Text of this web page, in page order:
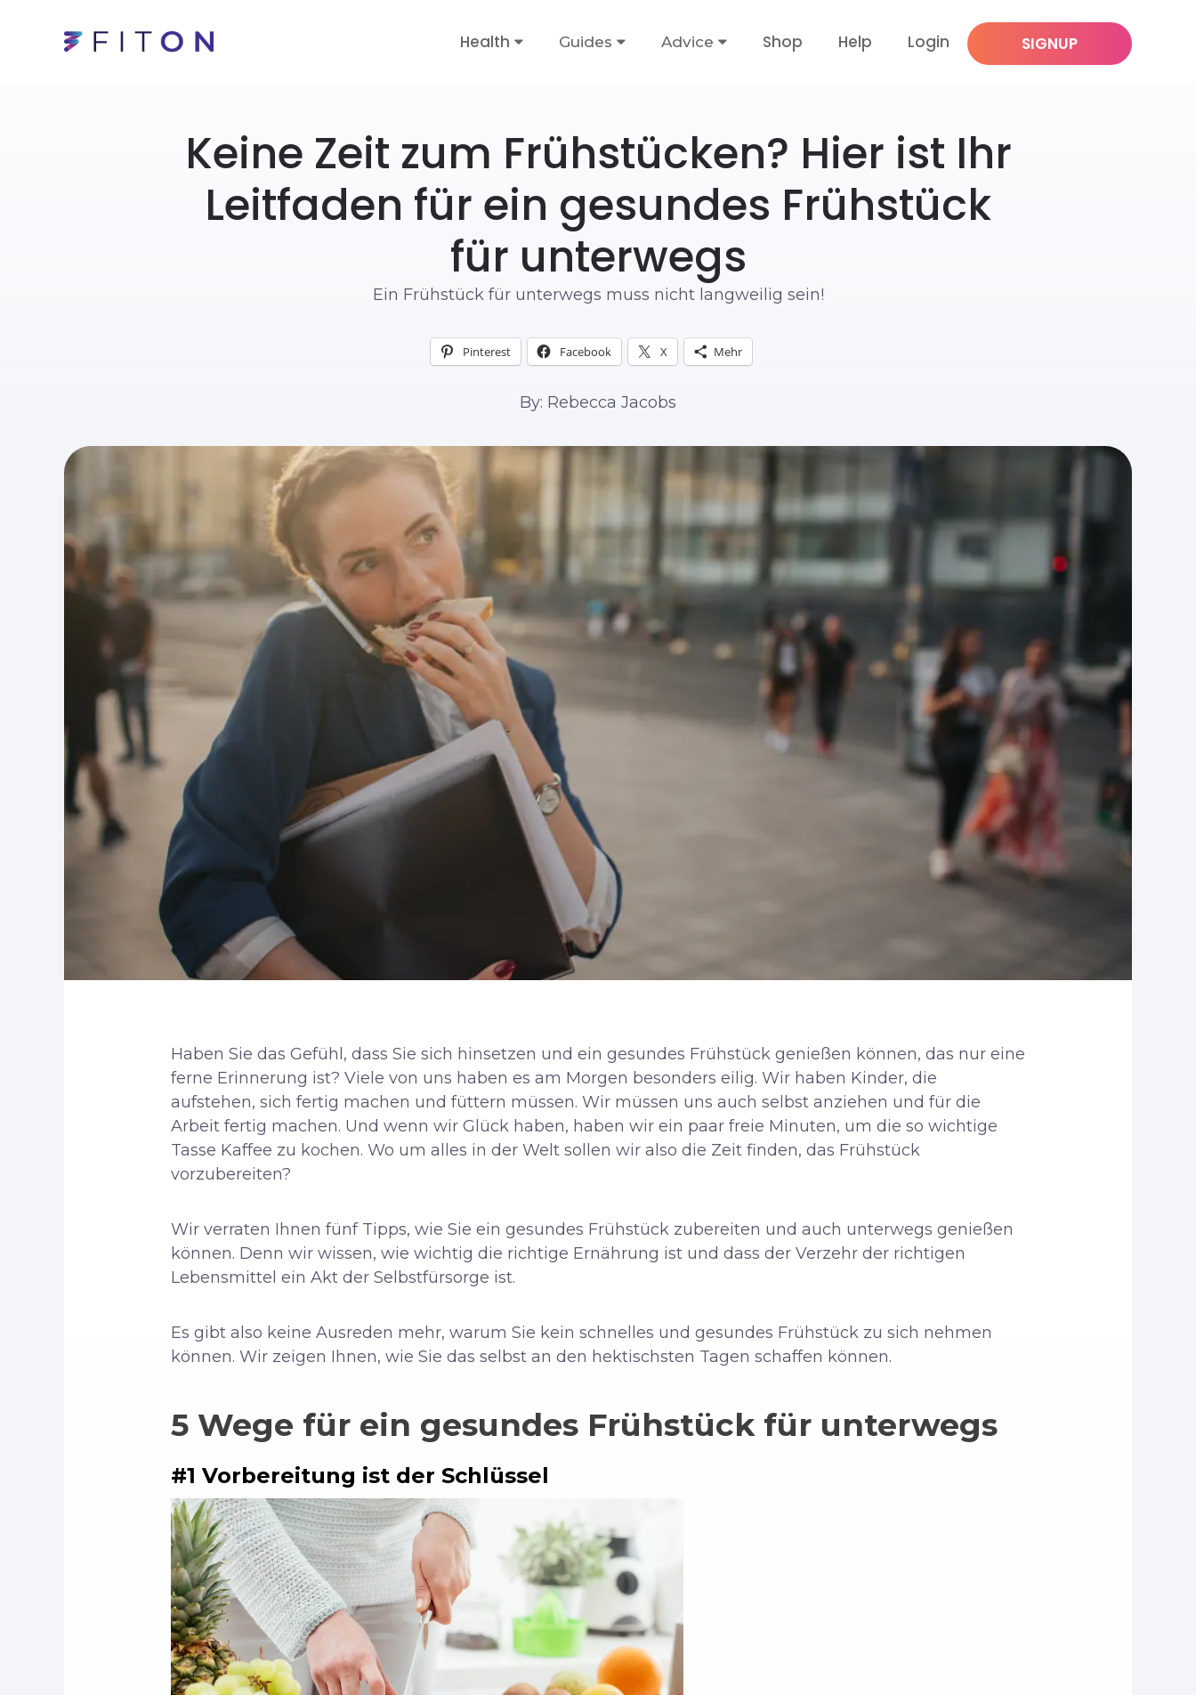
Health Guides Advice Shop Help Login SIGNUP
Keine Zeit zum Frühstücken? Hier ist Ihr
Leitfaden für ein gesundes Frühstück
für unterwegs
Ein Frühstück für unterwegs muss nicht langweilig sein!
Pinterest Facebook X Mehr
By: Rebecca Jacobs
Haben Sie das Gefühl, dass Sie sich hinsetzen und ein gesundes Frühstück genießen können, das nur eine
ferne Erinnerung ist? Viele von uns haben es am Morgen besonders eilig. Wir haben Kinder, die
aufstehen, sich fertig machen und füttern müssen. Wir müssen uns auch selbst anziehen und für die
Arbeit fertig machen. Und wenn wir Glück haben, haben wir ein paar freie Minuten, um die so wichtige
Tasse Kaffee zu kochen. Wo um alles in der Welt sollen wir also die Zeit finden, das Frühstück
vorzubereiten?
Wir verraten Ihnen fünf Tipps, wie Sie ein gesundes Frühstück zubereiten und auch unterwegs genießen
können. Denn wir wissen, wie wichtig die richtige Ernährung ist und dass der Verzehr der richtigen
Lebensmittel ein Akt der Selbstfürsorge ist.
Es gibt also keine Ausreden mehr, warum Sie kein schnelles und gesundes Frühstück zu sich nehmen
können. Wir zeigen Ihnen, wie Sie das selbst an den hektischsten Tagen schaffen können.
5 Wege für ein gesundes Frühstück für unterwegs
#1 Vorbereitung ist der Schlüssel